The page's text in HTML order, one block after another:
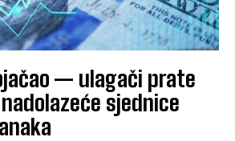
— ulagači prate
sjednice